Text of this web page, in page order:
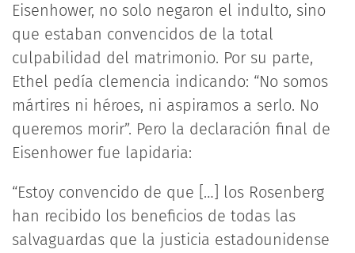
Eisenhower, no solo negaron el indulto, sino
que estaban convencidos de la total
culpabilidad del matrimonio. Por su parte,
Ethel pedía clemencia indicando: “No somos
mártires ni héroes, ni aspiramos a serlo. No
queremos morir”. Pero la declaración final de
Eisenhower fue lapidaria:
“Estoy convencido de que […] los Rosenberg
han recibido los beneficios de todas las
salvaguardas que la justicia estadounidense